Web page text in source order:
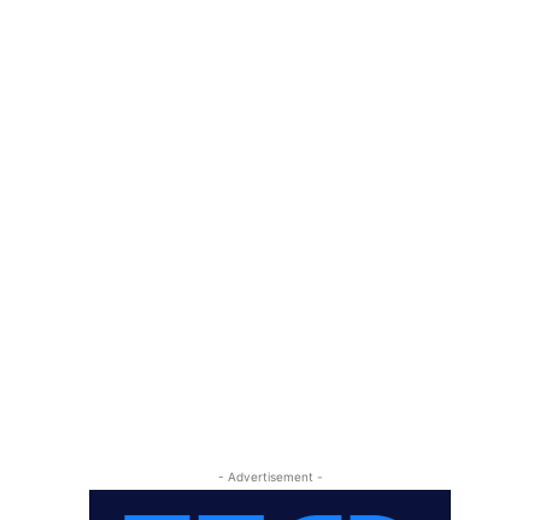
- Advertisement -